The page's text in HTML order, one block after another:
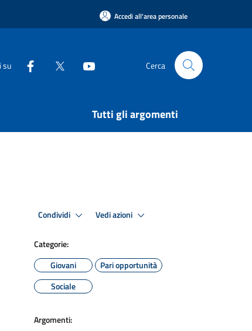
Accedi all'area personale
su Cerca
Tutti gli argomenti
Condividi Vedi azioni
Categorie:
Giovani
Pari opportunità
Sociale
Argomenti: